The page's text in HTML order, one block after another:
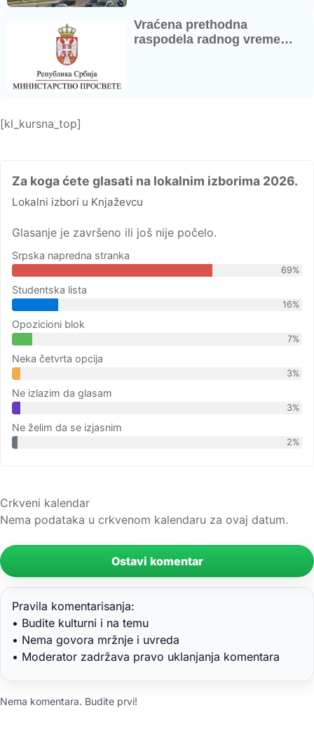
Vraćena prethodna
raspodela radnog vreme…
[kl_kursna_top]
Za koga ćete glasati na lokalnim izborima 2026.
Lokalni izbori u Knjaževcu
Glasanje je završeno ili još nije počelo.
Srpska napredna stranka
69%
Studentska lista
16%
Opozicioni blok
7%
Neka četvrta opcija
3%
Ne izlazim da glasam
3%
Ne želim da se izjasnim
2%
Crkveni kalendar
Nema podataka u crkvenom kalendaru za ovaj datum.
Ostavi komentar
Pravila komentarisanja:
• Budite kulturni i na temu
• Nema govora mržnje i uvreda
• Moderator zadržava pravo uklanjanja komentara
Nema komentara. Budite prvi!